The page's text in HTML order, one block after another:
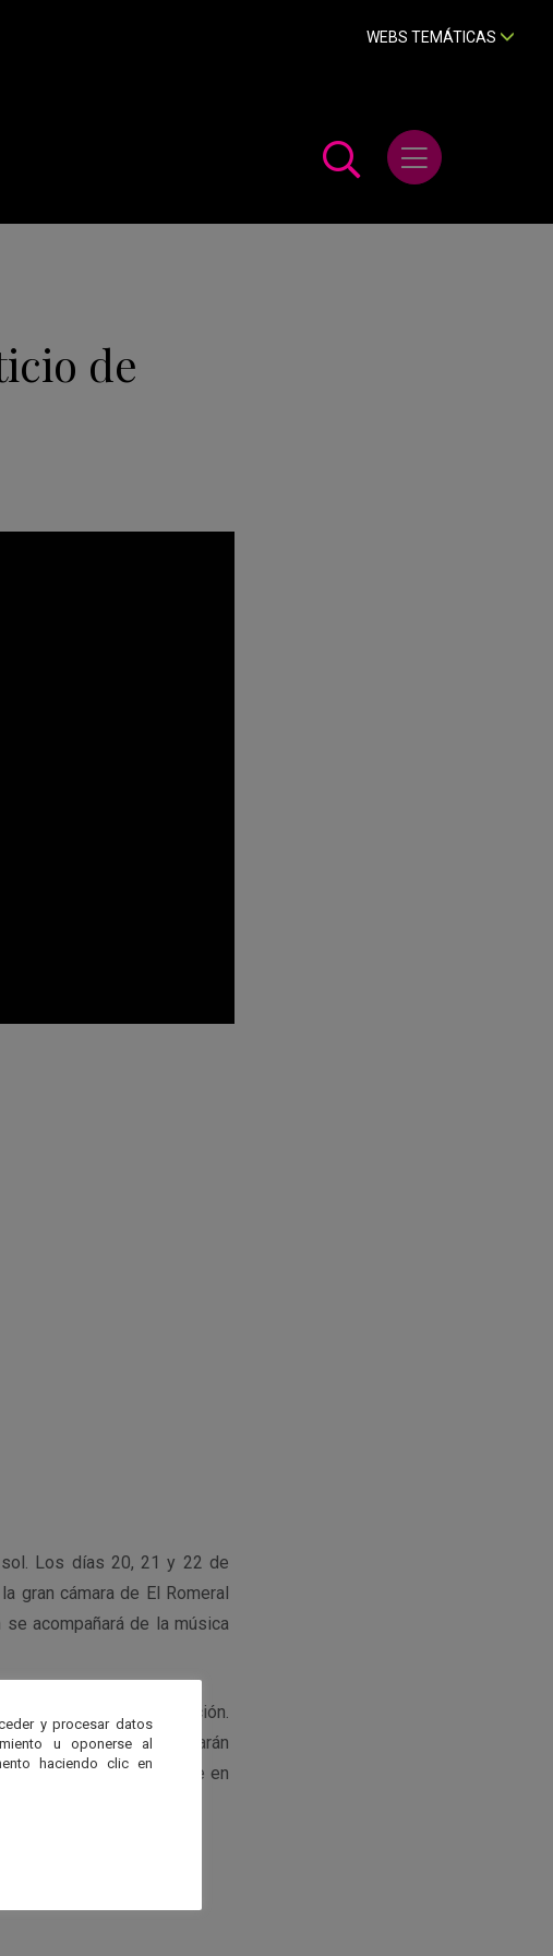
WEBS TEMÁTICAS
Abrir menú
de
Los días 20, 21 y 22 de
gran cámara de El Romeral
acompañará de la música
reservar con antelación.
y se tomarán
horas, no teniéndose en
por correo-e.
y procesar datos
u oponerse al
haciendo clic en